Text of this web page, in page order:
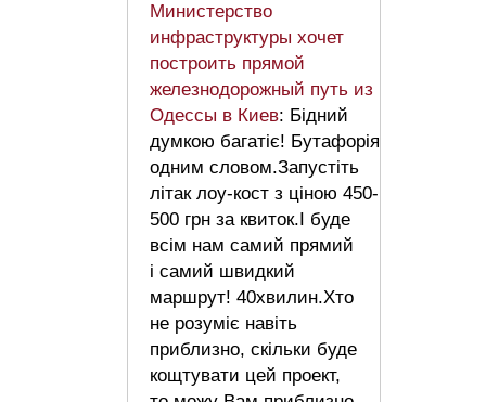
Министерство
инфраструктуры хочет
построить прямой
железнодорожный путь из
Одессы в Киев: Бідний
думкою багатіє! Бутафорія
одним словом.Запустіть
літак лоу-кост з ціною 450-
500 грн за квиток.І буде
всім нам самий прямий
і самий швидкий
маршрут! 40хвилин.Хто
не розуміє навіть
приблизно, скільки буде
кощтувати цей проект,